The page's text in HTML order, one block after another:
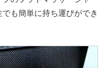
も簡単に持ち運びができ